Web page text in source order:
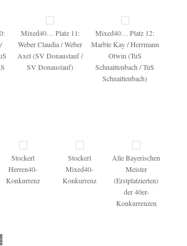
Mixed40… Platz 11:
Weber Claudia / Weber
Axel (SV Donaustauf /
SV Donaustauf)
Mixed40… Platz 12:
Marble Kay / Herrmann
Otwin (TuS
Schnaittenbach / TuS
Schnaittenbach)
Stockerl
Herren40-
Konkurrenz
Stockerl
Mixed40-
Konkurrenz
Alle Bayerischen
Meister
(Erstplatzierten)
der 40er-
Konkurrenzen